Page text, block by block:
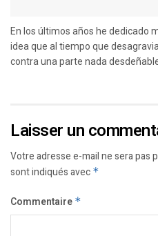
En los últimos años he dedicado
idea que al tiempo que
contra una parte nada desdeñable
Laisser un
Votre adresse e-mail ne sera pas
sont indiqués avec *
Commentaire *